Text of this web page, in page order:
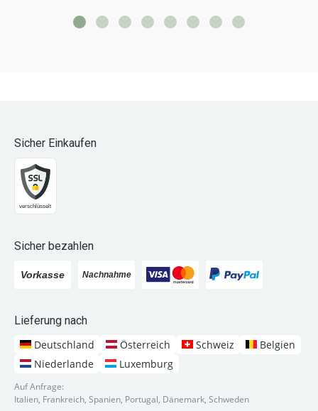
Sicher Einkaufen
Sicher bezahlen
Lieferung nach
Deutschland
Österreich Schweiz
Belgien
Niederlande
Luxemburg
Auf Anfrage:
Italien, Frankreich, Spanien, Portugal, Dänemark, Schweden